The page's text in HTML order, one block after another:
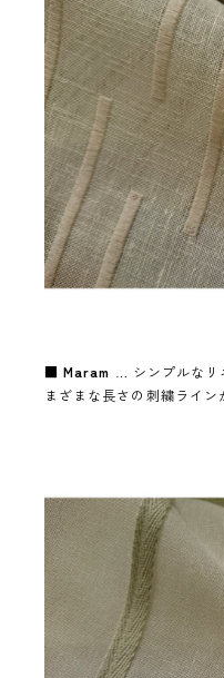
■Maram
… シンプルなリ
まざまな長さの刺繍ライン